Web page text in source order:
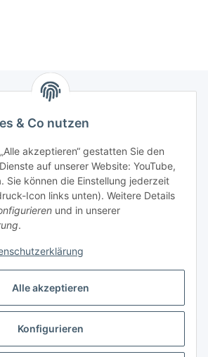
Alle akzeptieren
Konfigurieren
& Co nutzen
akzeptieren“ gestatten Sie den
auf unserer Website: YouTube,
Sie können die Einstellung jederzeit
Icon links unten). Weitere Details
und in unserer
.
Vertrag widerrufen